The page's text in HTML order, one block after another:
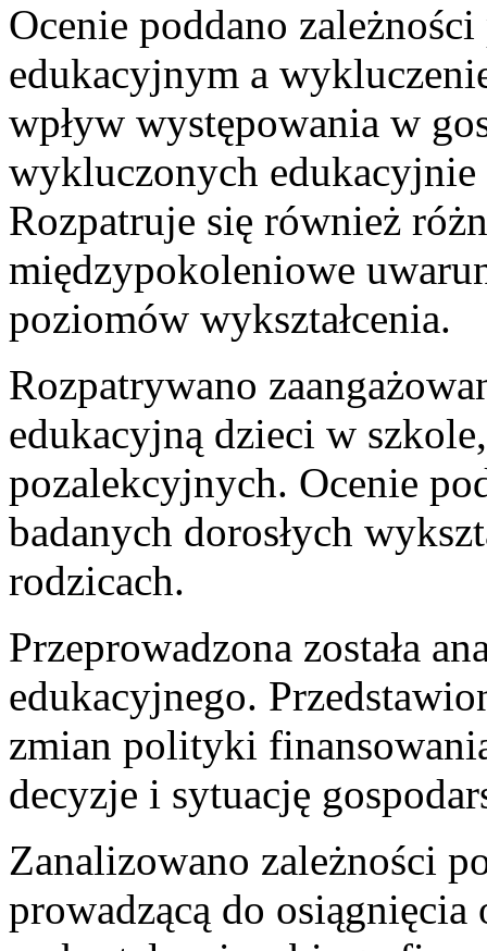
Ocenie poddano
edukacyjnym a
wpływ występowania w
wykluczonych edukacyjnie
Rozpatruje się również
międzypokoleniowe
poziomów wykształcenia.
Rozpatrywano
edukacyjną dzieci w
pozalekcyjnych. Ocenie
badanych dorosłych
rodzicach.
Przeprowadzona została
edukacyjnego.
zmian polityki
decyzje i sytuację
Zanalizowano zależności
prowadzącą do